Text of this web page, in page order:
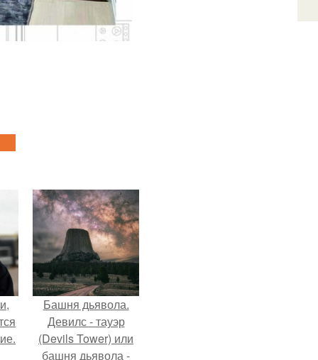
Башня дьявола.
Девилс - тауэр
(Devils Tower) или
башня дьявола -